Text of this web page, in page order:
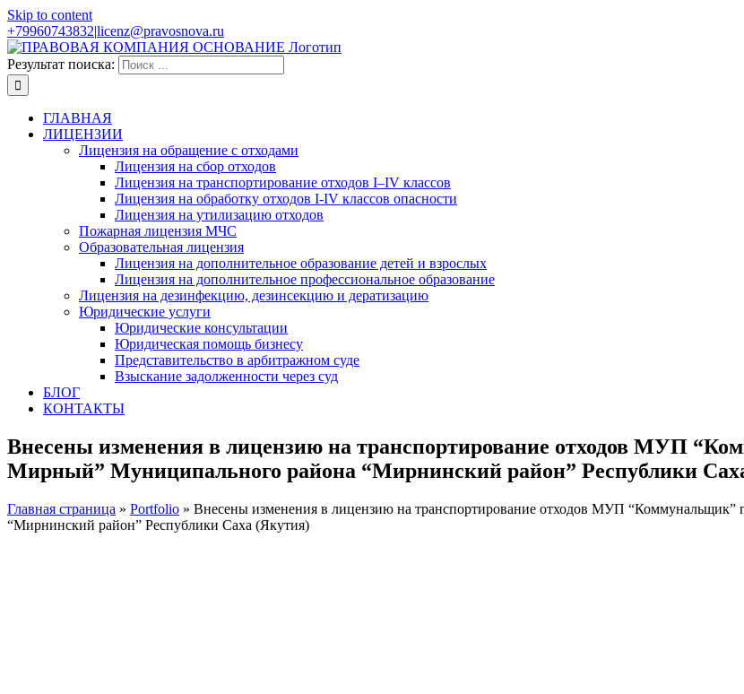
Skip to content
+79960743832|licenz@pravosnova.ru
Результат поиска:
ГЛАВНАЯ
ЛИЦЕНЗИИ
Лицензия на обращение с отходами
Лицензия на сбор отходов
Лицензия на транспортирование отходов I–IV классов
Лицензия на обработку отходов I-IV классов опасности
Лицензия на утилизацию отходов
Пожарная лицензия МЧС
Образовательная лицензия
Лицензия на дополнительное образование детей и взрослых
Лицензия на дополнительное профессиональное образование
Лицензия на дезинфекцию, дезинсекцию и дератизацию
Юридические услуги
Юридические консультации
Юридическая помощь бизнесу
Представительство в арбитражном суде
Взыскание задолженности через суд
БЛОГ
КОНТАКТЫ
Внесены изменения в лицензию на транспортирование отходов МУП
Мирный” Муниципального района “Мирнинский район” Республики
Главная страница » Portfolio » Внесены изменения в лицензию на транспортирование отходов МУП “Коммунальщик”
“Мирнинский район” Республики Саха (Якутия)